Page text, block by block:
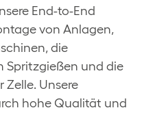
End-to-End
von Anlagen,
die
und die
Unsere
hohe Qualität und